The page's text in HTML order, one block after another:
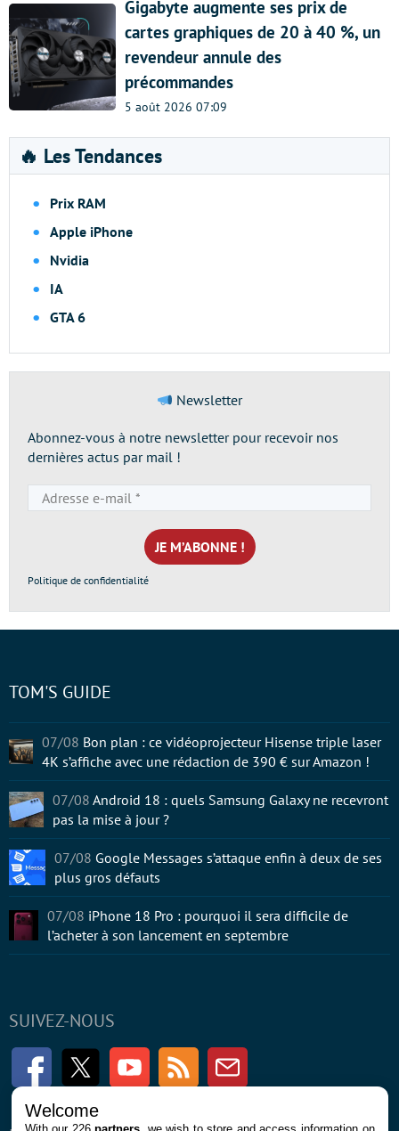
Gigabyte augmente ses prix de
cartes graphiques de 20 à 40 %, un
revendeur annule des
précommandes
5 août 2026 07:09
🔥 Les Tendances
Prix RAM
Apple iPhone
Nvidia
IA
GTA 6
Newsletter
Abonnez-vous à notre newsletter pour recevoir nos
dernières actus par mail !
e-
mail
*
Politique de confidentialité
SUIVEZ-NOUS
FacebookTwitter Youtube RSS Newsletter
TOM'S GUIDE
07/08 Bon plan : ce vidéoprojecteur Hisense triple laser
4K s’affiche avec une rédaction de 390 € sur Amazon !
07/08 Android 18 : quels Samsung Galaxy ne recevront
pas la mise à jour ?
07/08 Google Messages s’attaque enfin à deux de ses
plus gros défauts
07/08 iPhone 18 Pro : pourquoi il sera difficile de
l’acheter à son lancement en septembre
Welcome
With our 226partners , we wish to store and access information on